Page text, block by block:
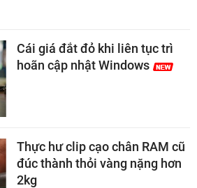
Cái giá đắt đỏ khi liên tục trì
hoãn cập nhật Windows
Thực hư clip cạo chân RAM cũ
đúc thành thỏi vàng nặng hơn
2kg